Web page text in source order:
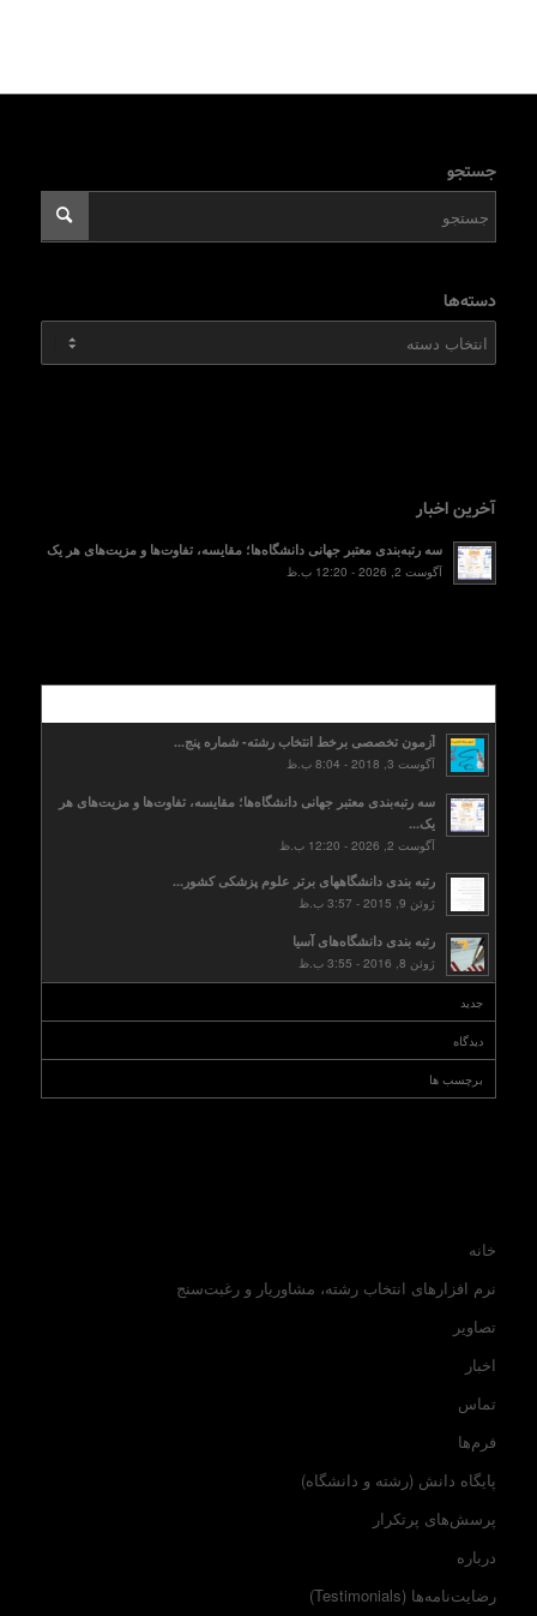
جستجو
دسته‌ها
دسته‌ها
آخرین اخبار
سه رتبه‌بندی معتبر جهانی دانشگاه‌ها؛ مقایسه، تفاوت‌ها و مزیت‌های هر یک
آگوست 2, 2026 - 12:20 ب.ظ
آزمون تخصصی برخط انتخاب رشته- شماره پنج...
آگوست 3, 2018 - 8:04 ب.ظ
سه رتبه‌بندی معتبر جهانی دانشگاه‌ها؛ مقایسه، تفاوت‌ها و مزیت‌های هر
یک...
آگوست 2, 2026 - 12:20 ب.ظ
رتبه بندی دانشگاههای برتر علوم پزشکی کشور...
ژوئن 9, 2015 - 3:57 ب.ظ
رتبه بندی دانشگاه‌های آسیا
ژوئن 8, 2016 - 3:55 ب.ظ
جدید
دیدگاه
برچسب ها
خانه
نرم افزارهای انتخاب رشته، مشاوریار و رغبت‌سنج
تصاویر
اخبار
تماس
فرم‌ها
پایگاه دانش (رشته و دانشگاه)
پرسش‌های پرتکرار
درباره
رضایت‌نامه‌ها (Testimonials)